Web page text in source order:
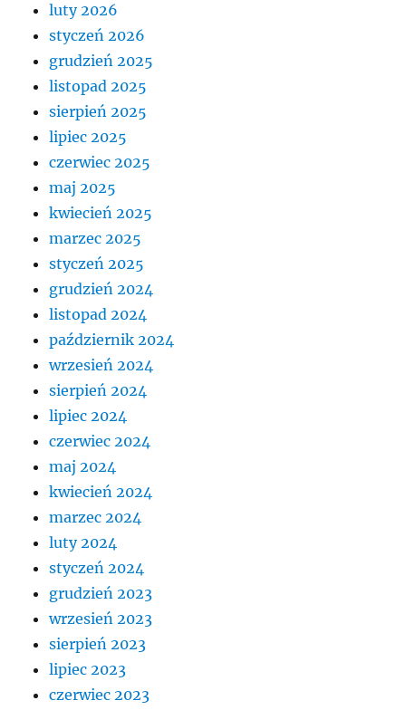
luty 2026
styczeń 2026
grudzień 2025
listopad 2025
sierpień 2025
lipiec 2025
czerwiec 2025
maj 2025
kwiecień 2025
marzec 2025
styczeń 2025
grudzień 2024
listopad 2024
październik 2024
wrzesień 2024
sierpień 2024
lipiec 2024
czerwiec 2024
maj 2024
kwiecień 2024
marzec 2024
luty 2024
styczeń 2024
grudzień 2023
wrzesień 2023
sierpień 2023
lipiec 2023
czerwiec 2023